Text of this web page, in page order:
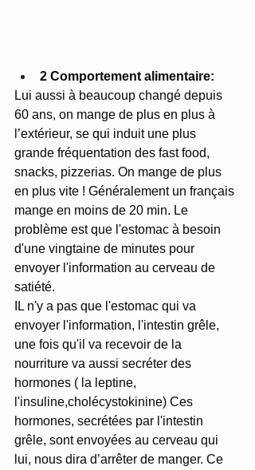
2 Comportement alimentaire:
Lui aussi à beaucoup changé depuis
60 ans, on mange de plus en plus à
l’extérieur, se qui induit une plus
grande fréquentation des fast food,
snacks, pizzerias. On mange de plus
en plus vite ! Généralement un français
mange en moins de 20 min. Le
problème est que l'estomac à besoin
d'une vingtaine de minutes pour
envoyer l'information au cerveau de
satiété.
IL n'y a pas que l'estomac qui va
envoyer l'information, l'intestin grêle,
une fois qu'il va recevoir de la
nourriture va aussi secréter des
hormones ( la leptine,
l'insuline,cholécystokinine) Ces
hormones, secrétées par l'intestin
grêle, sont envoyées au cerveau qui
lui, nous dira d’arrêter de manger. Ce